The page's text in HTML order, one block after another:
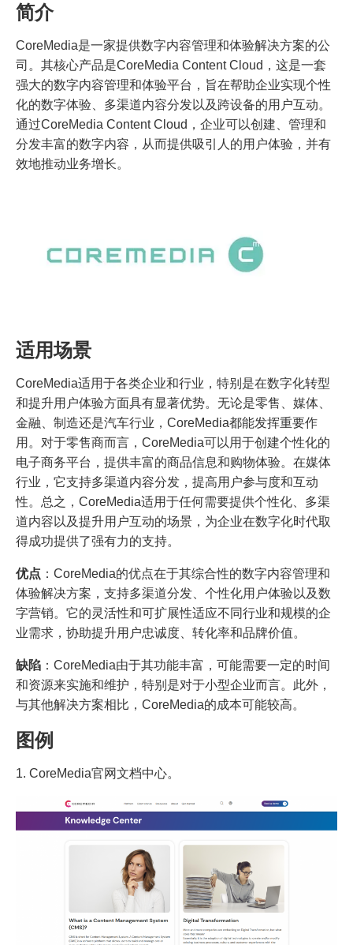
简介
CoreMedia是一家提供数字内容管理和体验解决方案的公
司。其核心产品是CoreMedia Content Cloud，这是一套
强大的数字内容管理和体验平台，旨在帮助企业实现个性
化的数字体验、多渠道内容分发以及跨设备的用户互动。
通过CoreMedia Content Cloud，企业可以创建、管理和
分发丰富的数字内容，从而提供吸引人的用户体验，并有
效地推动业务增长。
适用场景
CoreMedia适用于各类企业和行业，特别是在数字化转型
和提升用户体验方面具有显著优势。无论是零售、媒体、
金融、制造还是汽车行业，CoreMedia都能发挥重要作
用。对于零售商而言，CoreMedia可以用于创建个性化的
电子商务平台，提供丰富的商品信息和购物体验。在媒体
行业，它支持多渠道内容分发，提高用户参与度和互动
性。总之，CoreMedia适用于任何需要提供个性化、多渠
道内容以及提升用户互动的场景，为企业在数字化时代取
得成功提供了强有力的支持。
优点 ：CoreMedia的优点在于其综合性的数字内容管理和
体验解决方案，支持多渠道分发、个性化用户体验以及数
字营销。它的灵活性和可扩展性适应不同行业和规模的企
业需求，协助提升用户忠诚度、转化率和品牌价值。
缺陷 ：CoreMedia由于其功能丰富，可能需要一定的时间
和资源来实施和维护，特别是对于小型企业而言。此外，
与其他解决方案相比，CoreMedia的成本可能较高。
图例
1. CoreMedia官网文档中心。